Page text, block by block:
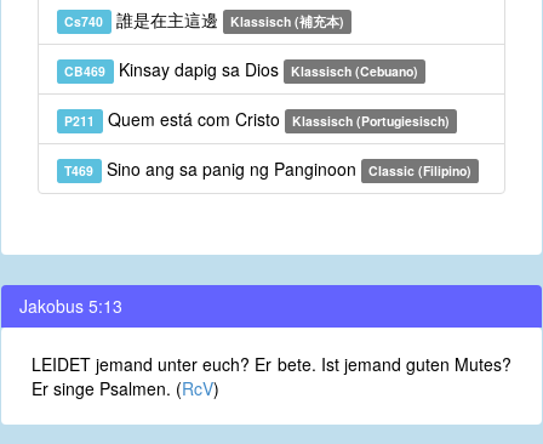
Cs740 誰是在主這邊 Klassisch (補充本)
CB469 Kinsay dapig sa Dios Klassisch (Cebuano)
P211 Quem está com Cristo Klassisch (Portugiesisch)
T469 Sino ang sa panig ng Panginoon Classic (Filipino)
Jakobus 5:13
LEIDET jemand unter euch? Er bete. Ist jemand guten Mutes?
Er singe Psalmen. (RcV)